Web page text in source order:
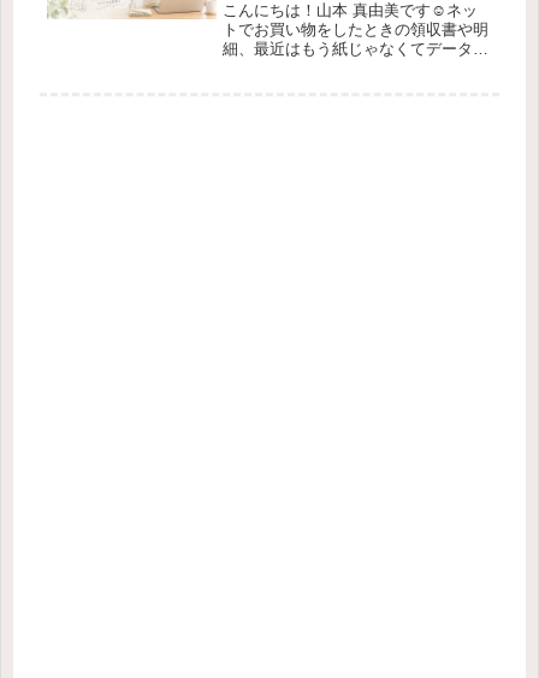
こんにちは！山本 真由美です☺️ネッ
トでお買い物をしたときの領収書や明
細、最近はもう紙じゃなくてデータで